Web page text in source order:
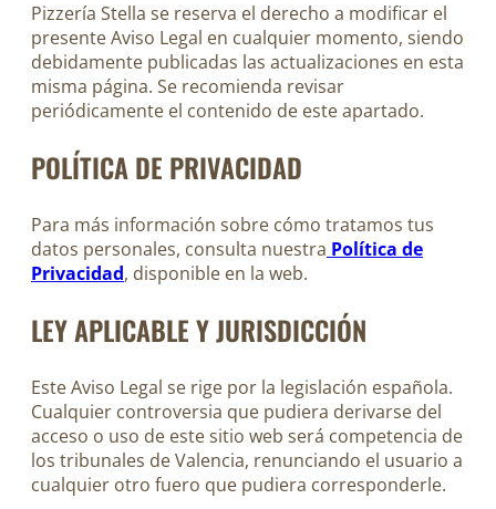
Pizzería Stella se reserva el derecho a modificar el
presente Aviso Legal en cualquier momento, siendo
debidamente publicadas las actualizaciones en esta
misma página. Se recomienda revisar
periódicamente el contenido de este apartado.
POLÍTICA DE PRIVACIDAD
Para más información sobre cómo tratamos tus
datos personales, consulta nuestra Política de
Privacidad, disponible en la web.
LEY APLICABLE Y JURISDICCIÓN
Este Aviso Legal se rige por la legislación española.
Cualquier controversia que pudiera derivarse del
acceso o uso de este sitio web será competencia de
los tribunales de Valencia, renunciando el usuario a
cualquier otro fuero que pudiera corresponderle.